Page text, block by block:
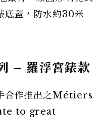
底蓋，防水約30米
– 羅浮宮錶款
合作推出之Métiers
to great